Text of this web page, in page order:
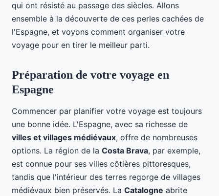
qui ont résisté au passage des siècles. Allons
ensemble à la découverte de ces perles cachées de
l'Espagne, et voyons comment organiser votre
voyage pour en tirer le meilleur parti.
Préparation de votre voyage en
Espagne
Commencer par planifier votre voyage est toujours
une bonne idée. L'Espagne, avec sa richesse de
villes et villages médiévaux, offre de nombreuses
options. La région de la Costa Brava, par exemple,
est connue pour ses villes côtières pittoresques,
tandis que l'intérieur des terres regorge de villages
médiévaux bien préservés. La Catalogne abrite